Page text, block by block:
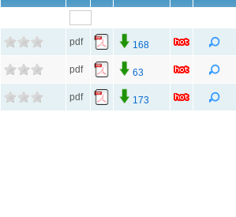
pdf 168
pdf
63
pdf 173